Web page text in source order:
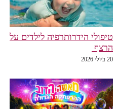
טיפולי הידרותרפיה לילדים על
הרצף
20 ביולי 2026